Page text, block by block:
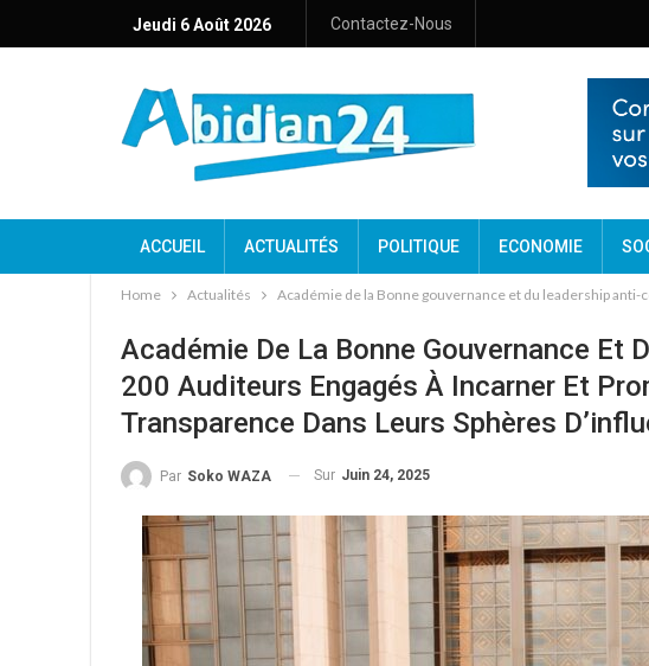
Jeudi 6 Août 2026 Contactez-Nous
ACCUEIL ACTUALITÉS POLITIQUE ECONOMIE
Home Actualités Académie de la Bonne gouvernance et du leadership
Académie De La Bonne Gouvernance Et
200 Auditeurs Engagés À Incarner Et
Transparence Dans Leurs Sphères
Par Soko WAZA Sur Juin 24, 2025